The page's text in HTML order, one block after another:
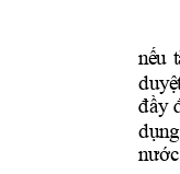
nếu t
duyệ
đầy
dụng
n